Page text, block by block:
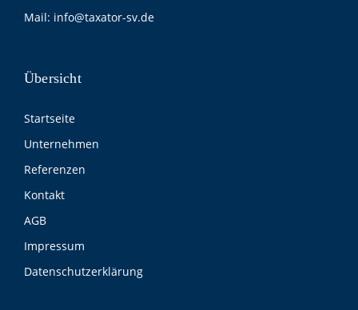
Mail: info@taxator-sv.de
Übersicht
Startseite
Unternehmen
Referenzen
Kontakt
AGB
Impressum
Datenschutzerklärung